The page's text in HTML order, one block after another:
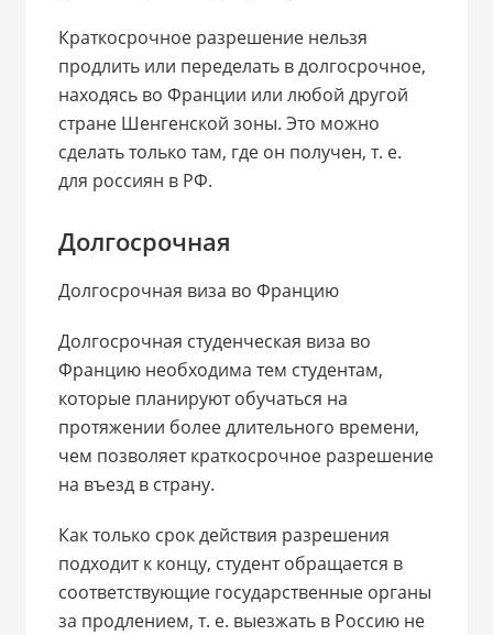
Краткосрочное разрешение нельзя
продлить или переделать в долгосрочное,
находясь во Франции или любой другой
стране Шенгенской зоны. Это можно
сделать только там, где он получен, т. е.
для россиян в РФ.
Долгосрочная
Долгосрочная виза во Францию
Долгосрочная студенческая виза во
Францию необходима тем студентам,
которые планируют обучаться на
протяжении более длительного времени,
чем позволяет краткосрочное разрешение
на въезд в страну.
Как только срок действия разрешения
подходит к концу, студент обращается в
соответствующие государственные органы
за продлением, т. е. выезжать в Россию не